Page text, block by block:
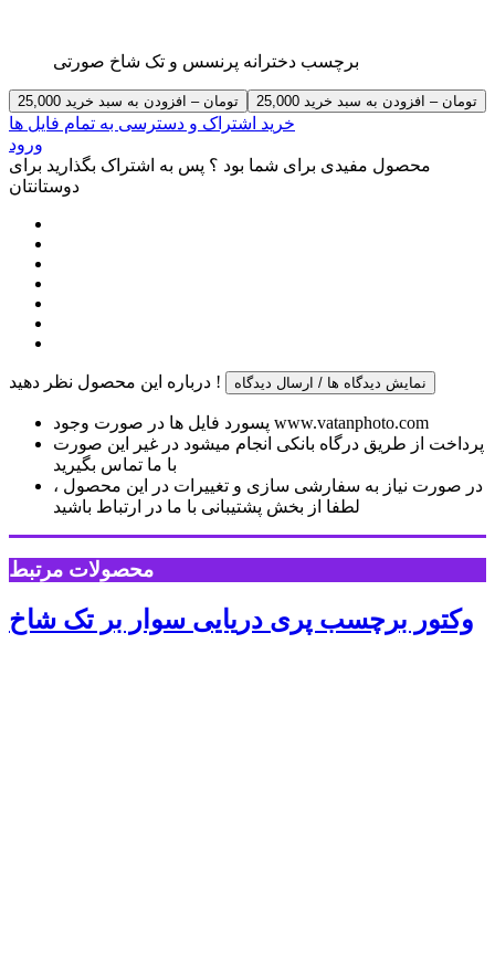
برچسب دخترانه پرنسس و تک شاخ صورتی
25,000 تومان – افزودن به سبد خرید
خرید اشتراک و دسترسی به تمام فایل ها
ورود
محصول مفیدی برای شما بود ؟ پس به اشتراک بگذارید برای
دوستانتان
درباره این محصول نظر دهید ! نمایش دیدگاه ها / ارسال دیدگاه
پسورد فایل ها در صورت وجود www.vatanphoto.com
پرداخت از طریق درگاه بانکی انجام میشود در غیر این صورت
با ما تماس بگیرید
در صورت نیاز به سفارشی سازی و تغییرات در این محصول ،
لطفا از بخش پشتیبانی با ما در ارتباط باشید
محصولات مرتبط
وکتور برچسب پری دریایی سوار بر تک شاخ